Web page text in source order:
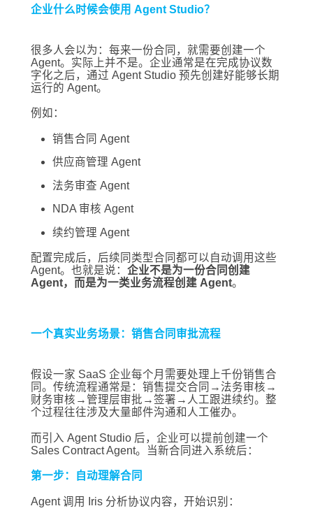
企业什么时候会使用 Agent Studio？
很多人会以为：每来一份合同，就需要创建一个
Agent。实际上并不是。企业通常是在完成协议数
字化之后，通过 Agent Studio 预先创建好能够长期
运行的 Agent。
例如：
销售合同 Agent
供应商管理 Agent
法务审查 Agent
NDA 审核 Agent
续约管理 Agent
配置完成后，后续同类型合同都可以自动调用这些
Agent。也就是说： 企业不是为一份合同创建
Agent，而是为一类业务流程创建 Agent。
一个真实业务场景：销售合同审批流程
假设一家 SaaS 企业每个月需要处理上千份销售合
同。传统流程通常是：销售提交合同→法务审核→
财务审核→管理层审批→签署→人工跟进续约。整
个过程往往涉及大量邮件沟通和人工催办。
而引入 Agent Studio 后，企业可以提前创建一个
Sales Contract Agent。当新合同进入系统后：
第一步：自动理解合同
Agent 调用 Iris 分析协议内容，开始识别：